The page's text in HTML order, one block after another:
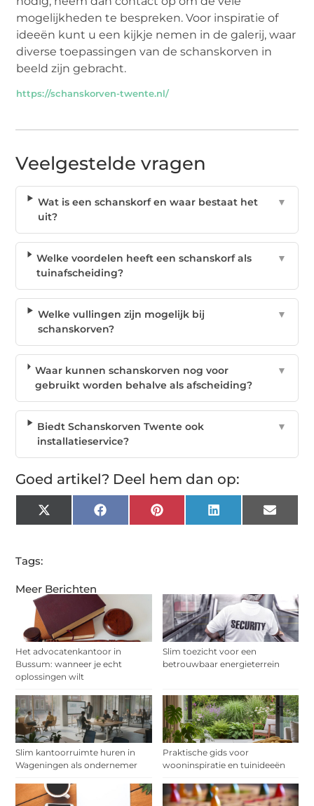
Meer Berichten
Het advocatenkantoor in
Bussum: wanneer je echt
oplossingen wilt
Slim toezicht voor een
betrouwbaar energieterrein
Slim kantoorruimte huren in
Wageningen als ondernemer
Praktische gids voor
wooninspiratie en tuinideeën
mogelijkheden te bespreken. Voor inspiratie of
ideeën kunt u een kijkje nemen in de galerij, waar
diverse toepassingen van de schanskorven in
beeld zijn gebracht.
https://schanskorven-twente.nl/
Veelgestelde vragen
Wat is een schanskorf en waar bestaat het
uit?
▼
Welke voordelen heeft een schanskorf als
tuinafscheiding?
▼
Welke vullingen zijn mogelijk bij
schanskorven?
▼
Waar kunnen schanskorven nog voor
gebruikt worden behalve als afscheiding?
▼
Biedt Schanskorven Twente ook
installatieservice?
▼
Goed artikel? Deel hem dan op:
X
(Twitter)
Facebook Pinterest LinkedIn Email
Tags: